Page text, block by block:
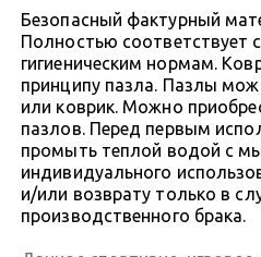
Безопасный фактурный
Полностью соответствует
гигиеническим нормам.
принципу пазла. Пазлы
или коврик. Можно
пазлов. Перед первым
промыть теплой водой с
индивидуального
и/или возврату только в
производственного брака.